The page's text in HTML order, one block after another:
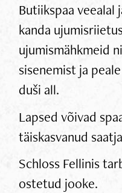
Butiikspaa veealal
kanda
ujumismähkmeid
sisenemist ja
duši all.
Lapsed võivad
täiskasvanud
Schloss Fellinis
ostetud jooke.